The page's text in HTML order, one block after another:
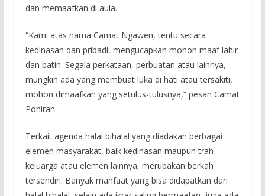
dan memaafkan di aula.
“Kami atas nama Camat Ngawen, tentu secara
kedinasan dan pribadi, mengucapkan mohon maaf lahir
dan batin. Segala perkataan, perbuatan atau lainnya,
mungkin ada yang membuat luka di hati atau tersakiti,
mohon dimaafkan yang setulus-tulusnya,” pesan Camat
Poniran.
Terkait agenda halal bihalal yang diadakan berbagai
elemen masyarakat, baik kedinasan maupun trah
keluarga atau elemen lainnya, merupakan berkah
tersendiri. Banyak manfaat yang bisa didapatkan dari